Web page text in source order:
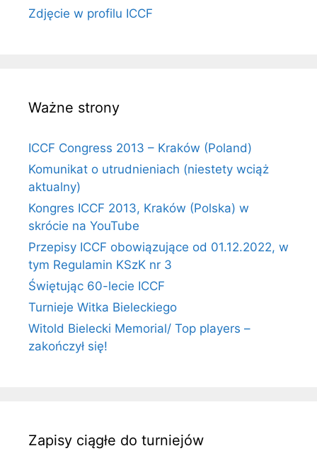
Zdjęcie w profilu ICCF
Ważne strony
ICCF Congress 2013 – Kraków (Poland)
Komunikat o utrudnieniach (niestety wciąż
aktualny)
Kongres ICCF 2013, Kraków (Polska) w
skrócie na YouTube
Przepisy ICCF obowiązujące od 01.12.2022, w
tym Regulamin KSzK nr 3
Świętując 60-lecie ICCF
Turnieje Witka Bieleckiego
Witold Bielecki Memorial/ Top players –
zakończył się!
Zapisy ciągłe do turniejów